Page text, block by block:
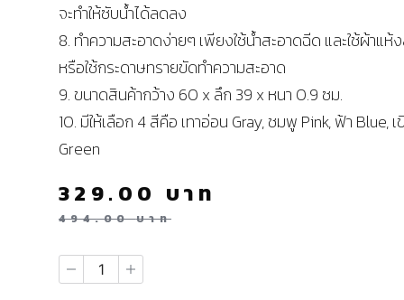
จะทำให้ซับน้ำได้ลดลง
8. ทำความสะอาดง่ายๆ เพียงใช้น้ำสะอาดฉีด และใช้ผ้าแห้
หรือใช้กระดาษทรายขัดทำความสะอาด
9. ขนาดสินค้ากว้าง 60 x ลึก 39 x หนา 0.9 ซม.
10. มีให้เลือก 4 สีคือ เทาอ่อน Gray, ชมพู Pink, ฟ้า Blue, เ
Green
494.00บาท
329.00 บาท